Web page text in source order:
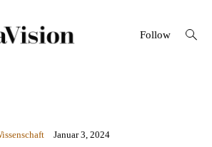
CANNAVISION
Follow
open
search
Januar 3, 2024